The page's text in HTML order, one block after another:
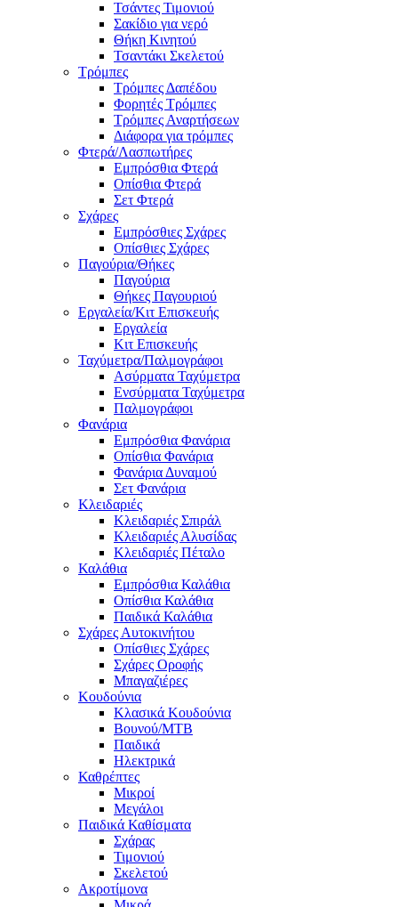
Τσάντες Τιμονιού
Σακίδιο για νερό
Θήκη Κινητού
Τσαντάκι Σκελετού
Τρόμπες
Τρόμπες Δαπέδου
Φορητές Τρόμπες
Τρόμπες Αναρτήσεων
Διάφορα για τρόμπες
Φτερά/Λασπωτήρες
Εμπρόσθια Φτερά
Οπίσθια Φτερά
Σετ Φτερά
Σχάρες
Εμπρόσθιες Σχάρες
Οπίσθιες Σχάρες
Παγούρια/Θήκες
Παγούρια
Θήκες Παγουριού
Εργαλεία/Κιτ Επισκευής
Εργαλεία
Κιτ Επισκευής
Ταχύμετρα/Παλμογράφοι
Ασύρματα Ταχύμετρα
Ενσύρματα Ταχύμετρα
Παλμογράφοι
Φανάρια
Εμπρόσθια Φανάρια
Οπίσθια Φανάρια
Φανάρια Δυναμού
Σετ Φανάρια
Κλειδαριές
Κλειδαριές Σπιράλ
Κλειδαριές Αλυσίδας
Κλειδαριές Πέταλο
Καλάθια
Εμπρόσθια Καλάθια
Οπίσθια Καλάθια
Παιδικά Καλάθια
Σχάρες Αυτοκινήτου
Οπίσθιες Σχάρες
Σχάρες Οροφής
Μπαγαζιέρες
Κουδούνια
Κλασικά Κουδούνια
Βουνού/MTB
Παιδικά
Ηλεκτρικά
Καθρέπτες
Μικροί
Μεγάλοι
Παιδικά Καθίσματα
Σχάρας
Τιμονιού
Σκελετού
Ακροτίμονα